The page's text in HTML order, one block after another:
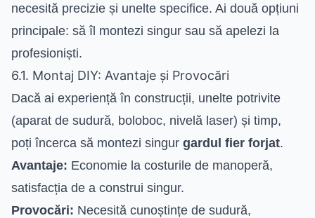
necesită precizie și unelte specifice. Ai două opțiuni
principale: să îl montezi singur sau să apelezi la
profesioniști.
6.1. Montaj DIY: Avantaje și Provocări
Dacă ai experiență în construcții, unelte potrivite
(aparat de sudură, boloboc, nivelă laser) și timp,
poți încerca să montezi singur gardul fier forjat.
Avantaje: Economie la costurile de manoperă,
satisfacția de a construi singur.
Provocări: Necesită cunoștințe de sudură,